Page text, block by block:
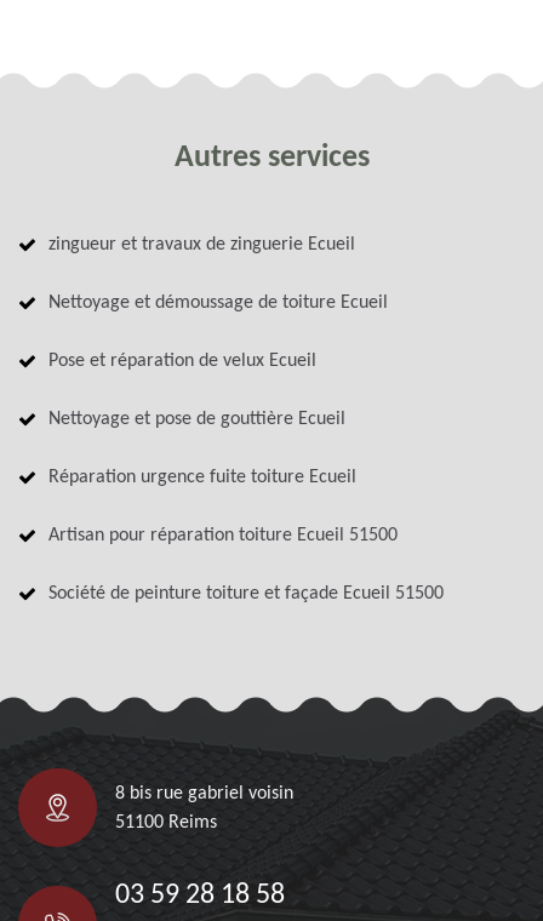
Autres services
zingueur et travaux de zinguerie Ecueil
Nettoyage et démoussage de toiture Ecueil
Pose et réparation de velux Ecueil
Nettoyage et pose de gouttière Ecueil
Réparation urgence fuite toiture Ecueil
Artisan pour réparation toiture Ecueil 51500
Société de peinture toiture et façade Ecueil 51500
8 bis rue gabriel voisin
51100 Reims
03 59 28 18 58